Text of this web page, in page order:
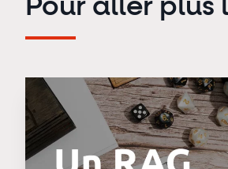
Pour aller plus